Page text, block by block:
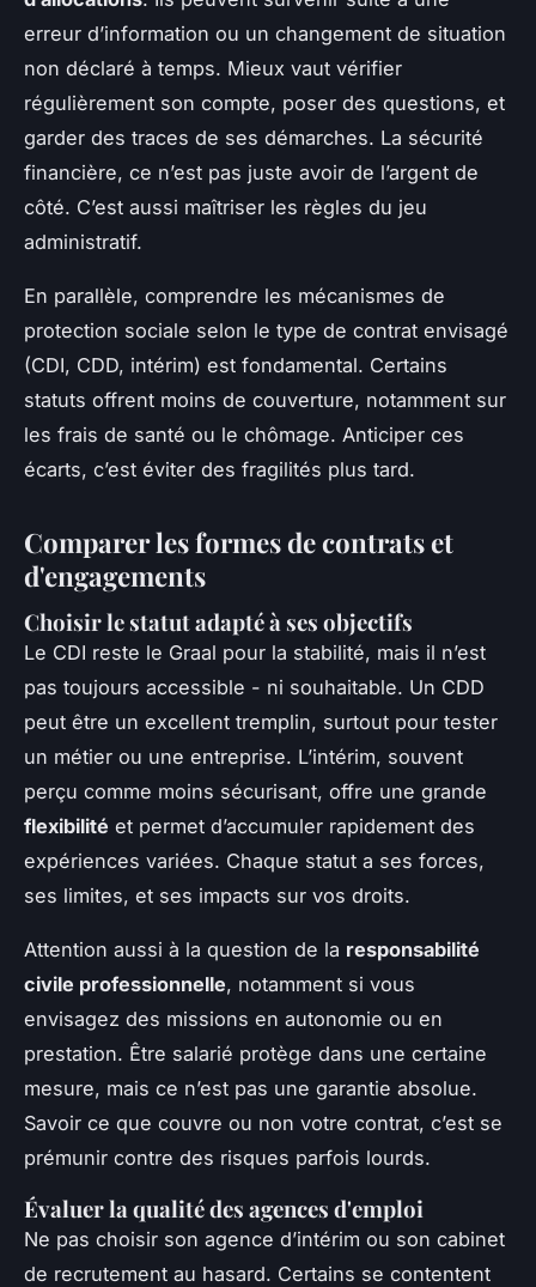
erreur d’information ou un changement de situation
non déclaré à temps. Mieux vaut vérifier
régulièrement son compte, poser des questions, et
garder des traces de ses démarches. La sécurité
financière, ce n’est pas juste avoir de l’argent de
côté. C’est aussi maîtriser les règles du jeu
administratif.
En parallèle, comprendre les mécanismes de
protection sociale selon le type de contrat envisagé
(CDI, CDD, intérim) est fondamental. Certains
statuts offrent moins de couverture, notamment sur
les frais de santé ou le chômage. Anticiper ces
écarts, c’est éviter des fragilités plus tard.
Comparer les formes de contrats et
d'engagements
Choisir le statut adapté à ses objectifs
Le CDI reste le Graal pour la stabilité, mais il n’est
pas toujours accessible - ni souhaitable. Un CDD
peut être un excellent tremplin, surtout pour tester
un métier ou une entreprise. L’intérim, souvent
perçu comme moins sécurisant, offre une grande
flexibilité et permet d’accumuler rapidement des
expériences variées. Chaque statut a ses forces,
ses limites, et ses impacts sur vos droits.
Attention aussi à la question de la responsabilité
civile professionnelle, notamment si vous
envisagez des missions en autonomie ou en
prestation. Être salarié protège dans une certaine
mesure, mais ce n’est pas une garantie absolue.
Savoir ce que couvre ou non votre contrat, c’est se
prémunir contre des risques parfois lourds.
Évaluer la qualité des agences d'emploi
Ne pas choisir son agence d’intérim ou son cabinet
de recrutement au hasard. Certains se contentent